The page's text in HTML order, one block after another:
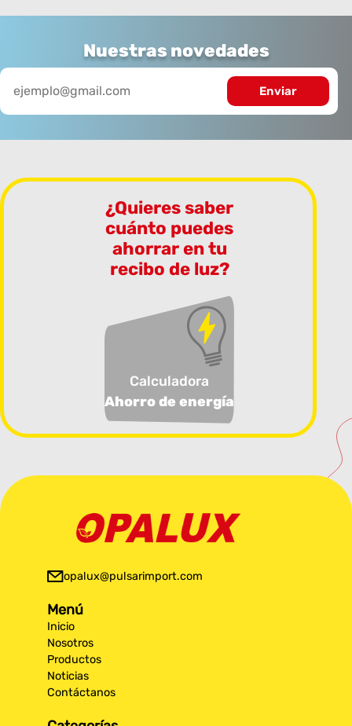
Nuestras novedades
¿Quieres saber
cuánto puedes
ahorrar en tu
recibo de luz?
Calculadora
Ahorro de energía
opalux@pulsarimport.com
Menú
Inicio
Nosotros
Productos
Noticias
Contáctanos